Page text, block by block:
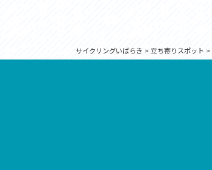
サイクリングいばらき > 立ち寄りスポット >